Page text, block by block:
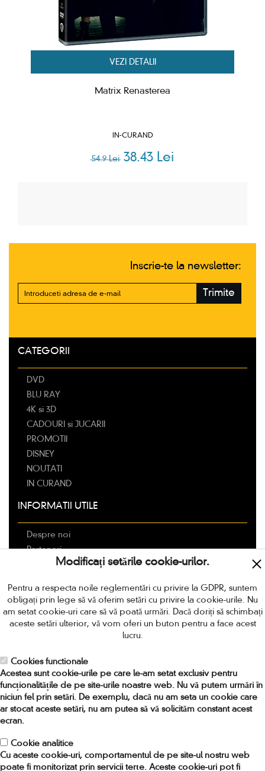
VEZI DETALII
Matrix Renasterea
IN-CURAND
54.9 Lei 38.43 Lei
Inscrie-te la newsletter:
Trimite
CATEGORII
DVD
BLU RAY
4K si 3D
CADOURI si JUCARII
PROMOTII
DISNEY
NOUTATI
IN CURAND
INFORMATII UTILE
Despre noi
Parteneri
Livrarea
Politica de retur
Termeni si conditii
Protectia Consumatorilor
Locuri de munca in Romania
CONTACT
Adresa: Strada Amiral Ioan Murgescu nr 4, sector 2,
Bucuresti, Romania. Cod 021753
Fax:
031 82 56 037
Email: comenzi[at]provideo[.]ro
Modificați setările cookie-urilor.
Pentru a respecta noile reglementări cu privire la GDPR, suntem
obligați prin lege să vă oferim setări cu privire la cookie-urile. Nu
am setat cookie-uri care să vă poată urmări. Dacă doriți să schimbați
aceste setări ulterior, vă vom oferi un buton pentru a face acest
lucru.
Cookies functionale
Acestea sunt cookie-urile pe care le-am setat exclusiv pentru
funcționalitățile de pe site-urile noastre web. Nu vă putem urmări în
niciun fel prin setări. De exemplu, dacă nu am seta un cookie care
ar stocat aceste setări, nu am putea să vă solicităm constant acest
ecran.
Cookie analitice
Cu aceste cookie-uri, comportamentul de pe site-ul nostru web
poate fi monitorizat prin servicii terțe. Aceste cookie-uri pot fi